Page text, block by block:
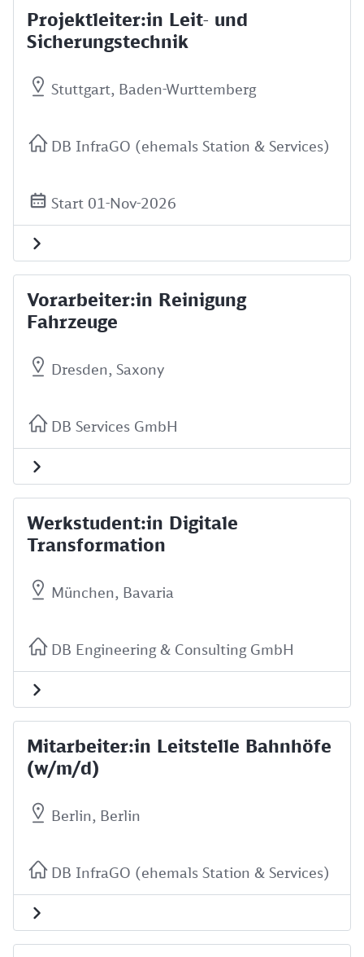
Projektleiter:in Leit- und
Sicherungstechnik
Stuttgart, Baden-Wurttemberg
DB InfraGO (ehemals Station & Services)
Start 01-Nov-2026
Vorarbeiter:in Reinigung
Fahrzeuge
Dresden, Saxony
DB Services GmbH
Werkstudent:in Digitale
Transformation
München, Bavaria
DB Engineering & Consulting GmbH
Mitarbeiter:in Leitstelle Bahnhöfe
(w/m/d)
Berlin, Berlin
DB InfraGO (ehemals Station & Services)